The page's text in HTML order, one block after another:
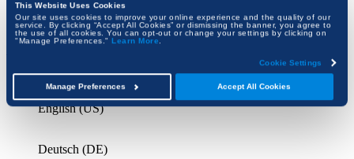
This Website Uses Cookies
Our site uses cookies to improve your online experience and the quality of our
service. By clicking “Accept All Cookies” or dismissing the banner, you agree to
the use of all cookies. You can opt-out or change your settings by clicking on
"Manage Preferences." Learn More.
Cookie Settings
Accept All Cookies
Manage Preferences
English (US)
Deutsch (DE)